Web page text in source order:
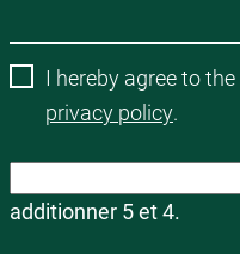
I hereby agree to the
privacy policy.
additionner 5 et 4.